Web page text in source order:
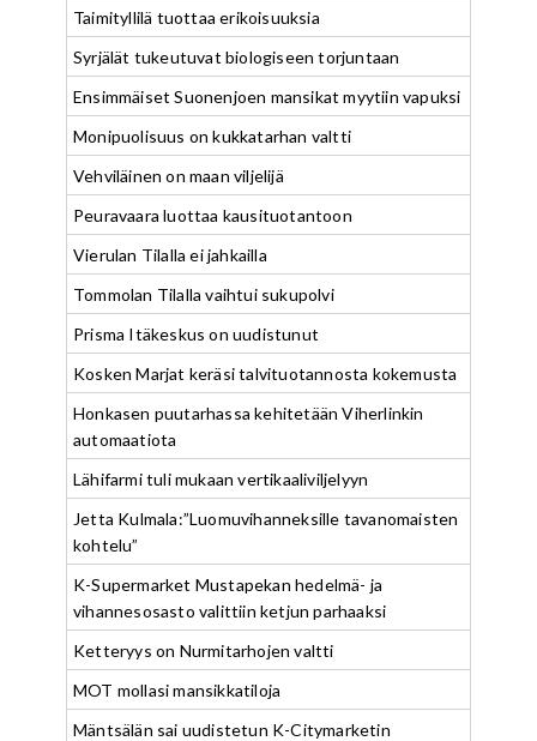
Taimityllilä tuottaa erikoisuuksia
Syrjälät tukeutuvat biologiseen torjuntaan
Ensimmäiset Suonenjoen mansikat myytiin vapuksi
Monipuolisuus on kukkatarhan valtti
Vehviläinen on maan viljelijä
Peuravaara luottaa kausituotantoon
Vierulan Tilalla ei jahkailla
Tommolan Tilalla vaihtui sukupolvi
Prisma Itäkeskus on uudistunut
Kosken Marjat keräsi talvituotannosta kokemusta
Honkasen puutarhassa kehitetään Viherlinkin
automaatiota
Lähifarmi tuli mukaan vertikaaliviljelyyn
Jetta Kulmala:”Luomuvihanneksille tavanomaisten
kohtelu”
K-Supermarket Mustapekan hedelmä- ja
vihannesosasto valittiin ketjun parhaaksi
Ketteryys on Nurmitarhojen valtti
MOT mollasi mansikkatiloja
Mäntsälän sai uudistetun K-Citymarketin